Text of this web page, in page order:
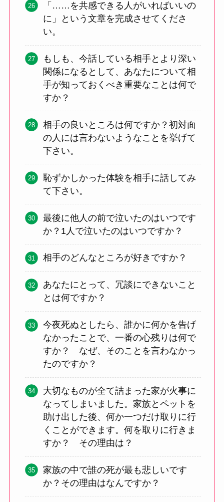
「……を共感できる人がいればいいの
に」という文章を完成させてくださ
い。
もしも、今話している相手とより深い
関係になるとして、あなたについて相
手が知っておくべき重要なことは何で
すか？
相手の良いところは何ですか？初対面
の人には言わないようなことを挙げて
下さい。
恥ずかしかった体験を相手に話してみ
て下さい。
最後に他人の前で泣いたのはいつです
か？1人で泣いたのはいつですか？
相手のどんなところが好きですか？
あなたにとって、冗談にできないこと
とは何ですか？
今夜死ぬとしたら、誰かに何かを告げ
なかったことで、一番の心残りは何で
すか？ なぜ、そのことを言わなかっ
たのですか？
大切なものが全て詰まった家が火事に
なってしまいました。家族とペットを
助け出した後、何か一つだけ取りに行
くことができます。何を取りに行きま
すか？ その理由は？
家族の中で誰の死が最も悲しいです
か？その理由はなんですか？